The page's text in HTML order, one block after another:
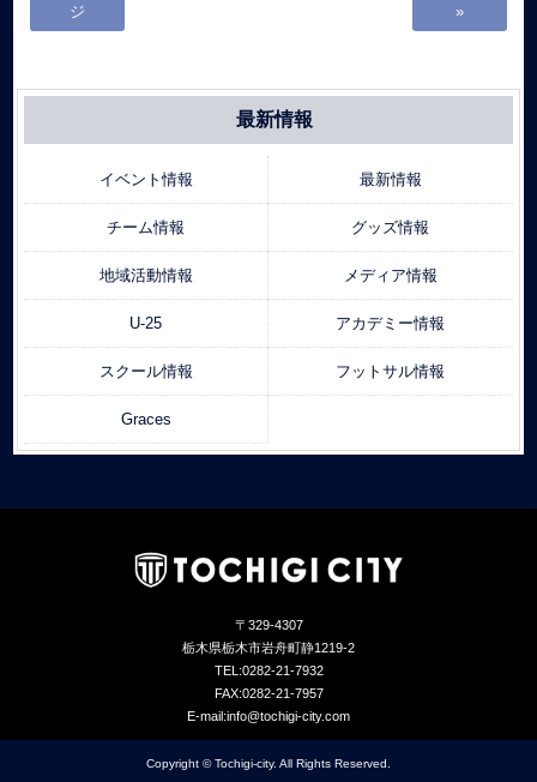
ジ
»
最新情報
イベント情報 最新情報
チーム情報 グッズ情報
地域活動情報 メディア情報
U-25 アカデミー情報
スクール情報 フットサル情報
Graces
〒329-4307
栃木県栃木市岩舟町静1219-2
TEL:0282-21-7932
FAX:0282-21-7957
E-mail:info@tochigi-city.com
Copyright © Tochigi-city. All Rights Reserved.